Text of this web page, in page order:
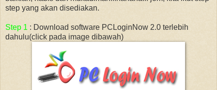
step yang akan disediakan.
Step 1 : Download software PCLoginNow 2.0 terlebih
dahulu(click pada image dibawah)